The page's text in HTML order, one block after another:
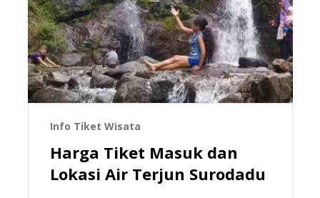
Info Tiket Wisata
Harga Tiket Masuk dan
Lokasi Air Terjun Surodadu